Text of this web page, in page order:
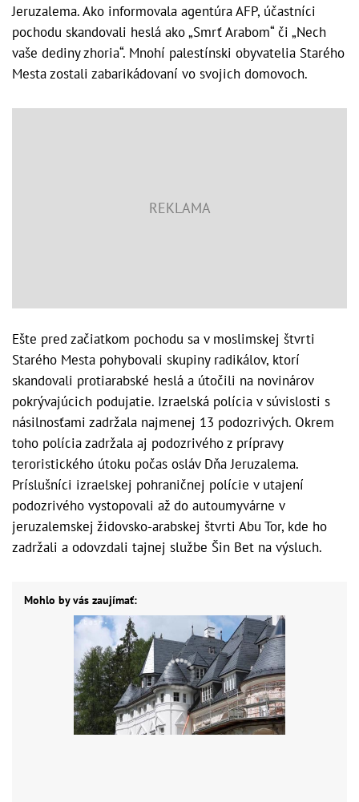
Jeruzalema. Ako informovala agentúra AFP, účastníci
pochodu skandovali heslá ako „Smrť Arabom“ či „Nech
vaše dediny zhoria“. Mnohí palestínski obyvatelia Starého
Mesta zostali zabarikádovaní vo svojich domovoch.
Ešte pred začiatkom pochodu sa v moslimskej štvrti
Starého Mesta pohybovali skupiny radikálov, ktorí
skandovali protiarabské heslá a útočili na novinárov
pokrývajúcich podujatie. Izraelská polícia v súvislosti s
násilnosťami zadržala najmenej 13 podozrivých. Okrem
toho polícia zadržala aj podozrivého z prípravy
teroristického útoku počas osláv Dňa Jeruzalema.
Príslušníci izraelskej pohraničnej polície v utajení
podozrivého vystopovali až do autoumyvárne v
jeruzalemskej židovsko-arabskej štvrti Abu Tor, kde ho
zadržali a odovzdali tajnej službe Šin Bet na výsluch.
Mohlo by vás zaujímať: